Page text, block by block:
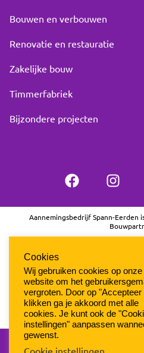
Bouwen en verbouwen
Renovatie en restauratie
Zakelijke bouw
Timmerfabriek
Bijzondere projecten
Aannemingsbedrijf Spann-Eerden
© 2021 Aannemingsbedrijf Spann-
Cookies
Wij gebruiken cookies op onze
website om het
vergroten. Door op "Accepteer
klikken ga je akkoord met alle
cookies. Je kunt ook de
instellingen" aanpassen
gewenst.
Cookie instellingen